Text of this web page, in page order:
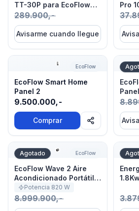
TT-30P para EcoFlow
Delta Pro
289.900,-
Avisarme cuando llegue
Pro
EcoFlow Smart Home Panel 2
EcoFlow
EcoFlow Smart Home
Panel 2
9.500.000,-
Comprar
EcoFlow Wave 2 Aire
Agotado EcoFlow
EcoFlow Wave 2 Aire
Acondicionado Portátil
5100 BTU
Potencia 820 W
8.999.900,-